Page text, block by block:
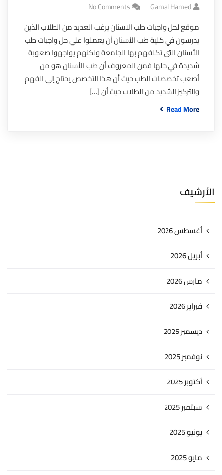
Gamal Hamed
No Comments
موقع لحل واجبات طب الاسنان يرغب العديد من الطلاب الذين
يدرسون في كلية طب الأسنان أن يعملوا علي حل واجبات طب
الأسنان التى تكلفهم بها الجامعة ولكنهم يواجهوا صعوبة
شديدة في حلها فمن المعروف أن طب الأسنان هو من
أصعب تخصصات الطب حيث أن هذا التخصص يحتاج إلي الفهم
والتركيز الشديد من الطلاب حيث أن […]
Read More
الأرشيف
أغسطس 2026
أبريل 2026
مارس 2026
فبراير 2026
ديسمبر 2025
نوفمبر 2025
أكتوبر 2025
سبتمبر 2025
يونيو 2025
مايو 2025